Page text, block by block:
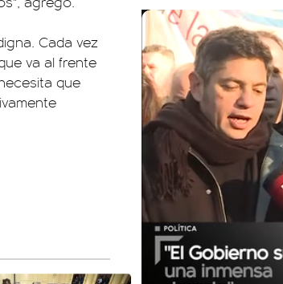
Cada vez
va al frente
que